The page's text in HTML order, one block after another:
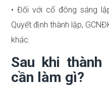
• Đối với cổ đông sáng
Quyết định thành lập,
khác.
Sau khi
cần làm gì?